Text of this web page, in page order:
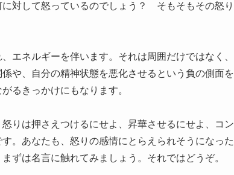
対して怒っているのでしょう？ そもそもその怒り
エネルギーを伴います。それは周囲だけではなく、
や、自分の精神状態を悪化させるという負の側面を
るきっかけにもなります。
りは押さえつけるにせよ、昇華させるにせよ、コン
。あなたも、怒りの感情にとらえられそうになった
は名言に触れてみましょう。それではどうぞ。